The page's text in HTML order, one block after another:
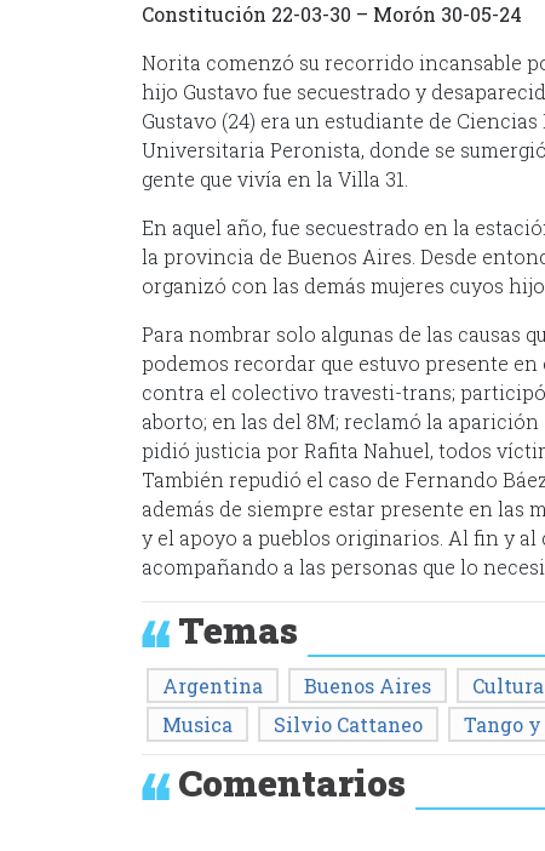
Constitución 22-03-30 – Morón 30-05-24
Norita comenzó su recorrido incansable
hijo Gustavo fue secuestrado y
Gustavo (24) era un estudiante de
Universitaria Peronista, donde se
gente que vivía en la Villa 31.
En aquel año, fue secuestrado en la
la provincia de Buenos Aires. Desde
organizó con las demás mujeres cuyos
Para nombrar solo algunas de las causas
podemos recordar que estuvo presente
contra el colectivo travesti-trans;
aborto; en las del 8M; reclamó la
pidió justicia por Rafita Nahuel, todos
También repudió el caso de Fernando
además de siempre estar presente en
y el apoyo a pueblos originarios. Al fin y
acompañando a las personas que lo
Temas
Argentina Buenos Aires Cultura
Musica
Silvio Cattaneo Tango
Comentarios